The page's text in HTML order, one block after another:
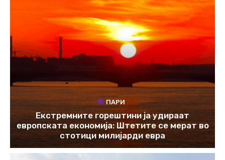
ПАРИ
Екстремните горештини ја удираат
европската економија: Штетите се мерат во
стотици милијарди евра